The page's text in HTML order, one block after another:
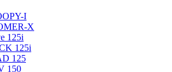
I
X
125i
125i
125
150